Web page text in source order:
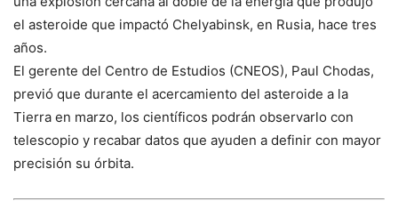
el asteroide que impactó Chelyabinsk, en Rusia, hace tres
años.
El gerente del Centro de Estudios (CNEOS), Paul Chodas,
previó que durante el acercamiento del asteroide a la
Tierra en marzo, los científicos podrán observarlo con
telescopio y recabar datos que ayuden a definir con mayor
precisión su órbita.